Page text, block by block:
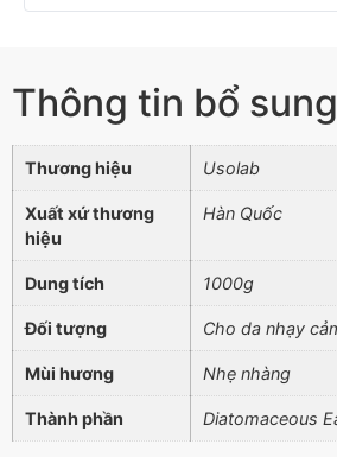
Thông tin bổ sung
Thương hiệu Usolab
Xuất xứ thương
hiệu
Hàn Quốc
Dung tích 1000g
Đối tượng Cho da nhạy
Mùi hương Nhẹ nhàng
Thành phần Diatomaceous